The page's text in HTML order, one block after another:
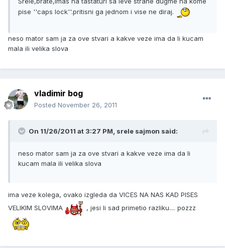
pise ''caps lock''.pritisni ga jednom i vise ne diraj.
neso mator sam ja za ove stvari a kakve veze ima da li kucam
mala ili velika slova
vladimir bog
Posted November 26, 2011
On 11/26/2011 at 3:27 PM, srele sajmon said:
neso mator sam ja za ove stvari a kakve veze ima da li
kucam mala ili velika slova
ima veze kolega, ovako izgleda da VICES NA NAS KAD PISES
VELIKIM SLOVIMA
, jesi li sad primetio razliku.... pozzz